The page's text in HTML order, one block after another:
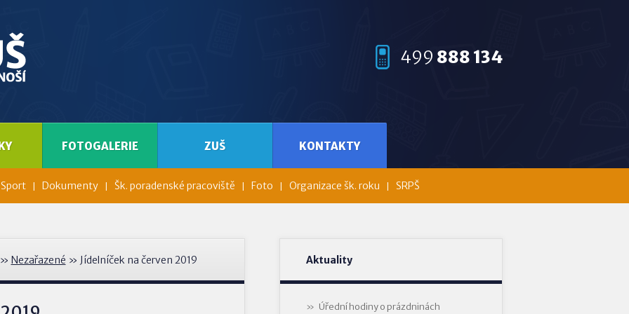
499 888 134
Sport Dokumenty Šk. poradenské pracoviště Foto Organizace šk. roku SRPŠ
FOTOGALERIE ZUŠ KONTAKTY
Nezařazené » Jídelníček na červen 2019 Aktuality
Úřední hodiny o prázdninách